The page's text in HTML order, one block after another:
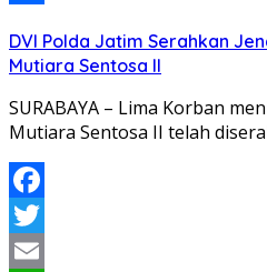
DVI Polda Jatim Serahkan
Mutiara Sentosa II
SURABAYA – Lima Korban
Mutiara Sentosa II telah
Facebook
Twitter